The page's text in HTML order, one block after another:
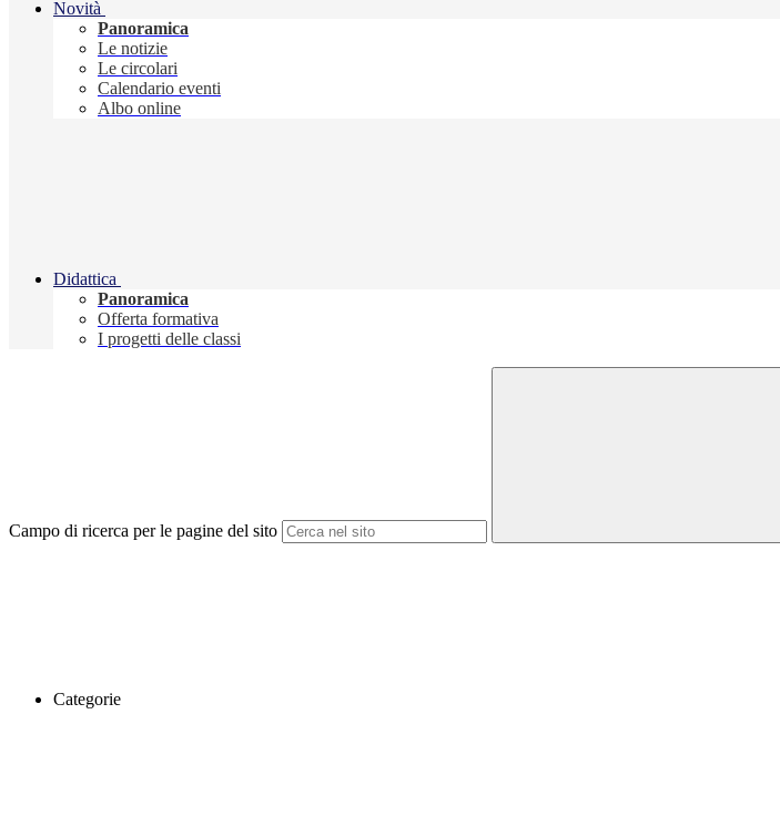
Novità
Panoramica
Le notizie
Le circolari
Calendario eventi
Albo online
Didattica
Panoramica
Offerta formativa
I progetti delle classi
Campo di ricerca per le pagine del sito
Categorie